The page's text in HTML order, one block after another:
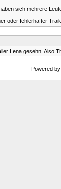
sich mehrere
oder fehlerhafter
Lena gesehn. Also
Powered